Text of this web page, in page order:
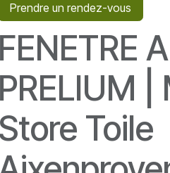
Prendre un rendez-vous
FENETRE
PRELIUM
Store Toile